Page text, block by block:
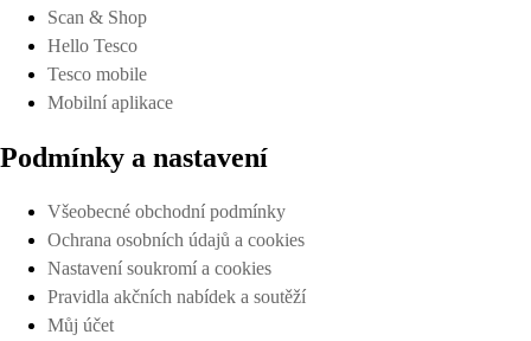
Scan & Shop
Hello Tesco
Tesco mobile
Mobilní aplikace
Podmínky a nastavení
Všeobecné obchodní podmínky
Ochrana osobních údajů a cookies
Nastavení soukromí a cookies
Pravidla akčních nabídek a soutěží
Můj účet